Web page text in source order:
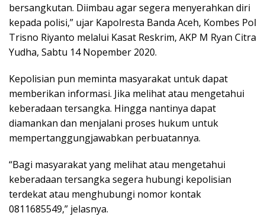
bersangkutan. Diimbau agar segera menyerahkan diri
kepada polisi,” ujar Kapolresta Banda Aceh, Kombes Pol
Trisno Riyanto melalui Kasat Reskrim, AKP M Ryan Citra
Yudha, Sabtu 14 Nopember 2020.
Kepolisian pun meminta masyarakat untuk dapat
memberikan informasi. Jika melihat atau mengetahui
keberadaan tersangka. Hingga nantinya dapat
diamankan dan menjalani proses hukum untuk
mempertanggungjawabkan perbuatannya.
“Bagi masyarakat yang melihat atau mengetahui
keberadaan tersangka segera hubungi kepolisian
terdekat atau menghubungi nomor kontak
0811685549,” jelasnya.